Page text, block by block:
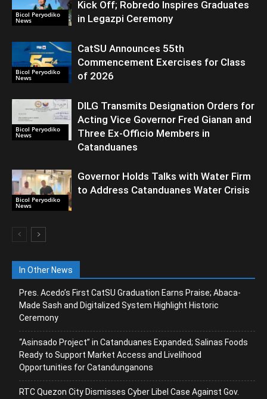
Bicol Peryodiko
News
Kick Off; Robredo Inspires Graduates
in Legazpi Ceremony
Bicol Peryodiko
News
CatSU Announces 55th
Commencement Exercises for Class
of 2026
Bicol Peryodiko
News
DILG Transmits Designation Orders for
Acting Vice Governor Fred Gianan and
Three Ex-Officio Members in
Catanduanes
Bicol Peryodiko
News
Governor Holds Talks with Water Firm
to Address Catanduanes Water Crisis
In Other News
Pres. Acedo’s First CatSU Graduation Earns Praise; Abaca-
Made Sash and Digitalized System Highlight Historic
Ceremony
“Asinsado Project” in Catanduanes Expanded; Salinas Foods
Ready to Support Market Access and Livelihood
Opportunities for Catandunganons
RTC Quezon City Dismisses Cyber Libel Case Against Gov.